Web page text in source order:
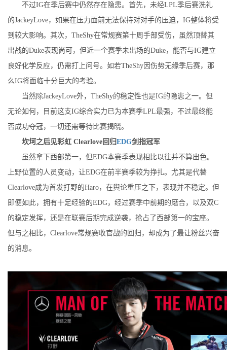
不过IG在季后赛中仍然存在隐患。首先，未经LPL季后赛洗礼
的JackeyLove，如果在压力面前无法保持对对手的压迫，IG整体将受
到较大影响。其次，TheShy在常规赛第十周手部受伤，虽然顶替其
出战的Duke表现尚可，但近一个赛季未出场的Duke，能否与IG建立
良好化学反应，仍需打上问号。如若TheShy因伤势无缘季后赛，那
么IG将面临十分巨大的考验。
当然除JackeyLove外，TheShy的稳定性也是IG的隐患之一。但
无论如何，目前这支IG综合实力已为本赛季LPL最强，不过最终能
否成功夺冠，一切还需等待比赛揭晓。
坎坷之后见彩虹 Clearlove回归EDG剑指冠军
虽然拿下西部第一，但EDG本赛季表现相比以往并不算出色。
上野位置的人员变动，让EDG在前半赛季较为挣扎。尤其是代替
Clearlove成为首发打野的Haro，在舆论重压之下，表现并不稳定。但
即便如此，拥有十足经验的EDG，经过赛季中前期的磨合，以及双C
的稳定发挥，还是在联赛后期完成逆袭，抢占了西部第一的宝座。
但与之相比，Clearlove常规赛收官战的回归，却成为了最让粉丝兴奋
的消息。